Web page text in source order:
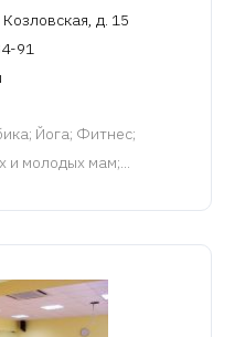
д. 15
91
Йога; Фитнес;
и молодых мам;...